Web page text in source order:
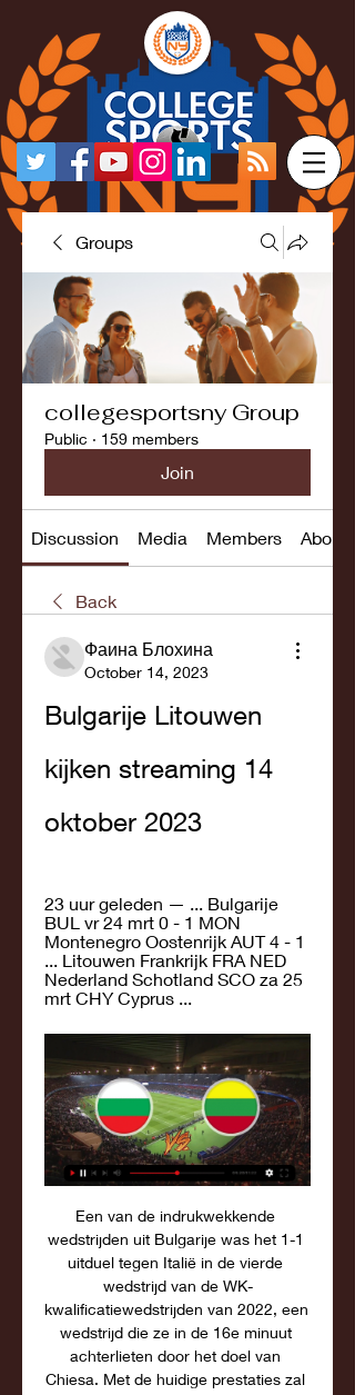
Groups
collegesportsny Group
Public · 159 members
Join
Discussion Media Members About
Back
Фаина Блохина
October 14, 2023
Bulgarije Litouwen
kijken streaming 14
oktober 2023
23 uur geleden — ... Bulgarije
BUL vr 24 mrt 0 - 1 MON
Montenegro Oostenrijk AUT 4 - 1
... Litouwen Frankrijk FRA NED
Nederland Schotland SCO za 25
mrt CHY Cyprus ...
Een van de indrukwekkende wedstrijden uit Bulgarije was het 1-1 uitduel tegen Italië in de vierde wedstrijd van de WK-kwalificatiewedstrijden van 2022, een wedstrijd die ze in de 16e minuut achterlieten door het doel van Chiesa. Met de huidige prestaties zal het voor Bulgarije moeilijk worden om thuis 3 punten te pakken van de tegenstander. Litouwen en Bulgarije kenden een trage start van deze campagne en zullen op zoek zijn naar hun eerste overwinning in groep G. 

Litouwen vs Bulgarije: Livestream, Waar te Kijken, Euro 2024 17 jun 2023 — Litouwen 1-1 Bulgarije. Livestreamen en Hoe te Kijken. De wedstrijd Litouwen vs Bulgarije in het Dariaus ir S. Girėno stadionas-stadion in ...

Live kijken - Eredivisie. Ons Voetbal Als liefhebber van Ons Voetbal verdien jij altijd en overal de best mogelijke ervaring, dus ook op Eredivisie.nl. Om je de maximale online ervaring op onze ...

WedstrijdLitouwen versus BulgarijeConcurrentieEuro 2024 Kwalificaties Speeldag3e rondeLocatieDariaus ir S. Girėno stadionas-stadion in KaunasDatumZaterdag 17. 2023Aftrap15:00 uur CESTOfficiële tvZiggo Sport VoetbalTv streamenZiggo Sport Voetbal Zie ook informatie over andere wedstrijden van Litouwen vs Bulgarije: Interessante Statistieken en Feiten Opstellingsprognose Litouwen (4-3-3)Bulgarije (5-3-2)BartkusNaumovLasickasStoyanovKazukolovasHristovGirdvainisAntovBenetaPetrovGineitisPetkovSimkusGruevGolubickasKarabelyovCernychIlievLaukeemisDespodovJankauskasDelev 5 H2H Laatste Litouwen – Bulgarije 09 oktober 2021 – Litouwen [3 – 1] Bulgarije (UEFA World Cup -kwalificaties) 05 september 2021 – Bulgarije [1 – 0] Litouwen (UEFA World Cup -kwalificaties) 20 aug 2003 – Bulgarije [3 – 0] Litouwen (Vriendschappelijke wedstrijden) Litouwen – Laatste 5 Wedstrijdresultaten 26 september 2022 – Luxemburg [1 – 0] Litouwen (UEFA Nations League) 17 nov 2022 – Litouwen [0 – 0 P] IJsland (Competitie) 19 nov 2022 – Estland [2 – 0] Litouwen (Competitie) 25 maart 2023 – Servië [2 – 0] Litouwen (Europa Conference League) 27 maart 2023 – Griekenland [0 – 0] Litouwen (Vriendschappelijke wedstrijden) Bulgarije – Laatste 5 Wedstrijdresultaten 27 sep 2022 – Noord -Macedonië [0 – 1] Bulgarije (UEFA Nations League) 17 nov 2022 – Cyprus [0 – 2] Bulgarije (Vriendschappelijke wedstrijden) 20 nov 2022 – Luxemburg [0 – 0] Bulgarije (Vriendschappelijke wedstrijden) 25 maart 2023 – Bulgarije [0 – 1] Montenegro (Europa Conference League) 28 maart 2023 – Hongarije [3 – 0] Bulgarije (Europa Conference League) Video Hoogtepunten Lees ander geselecteerd nieuws van Resepbyta. 

Bulgarije - Litouwen Bulgarije vs Litouwen :: Oktober 14, 2023 :: Live Streaming en TV-Overzichten, Live Tussenstanden, Nieuws en Video's aangeboden door Live Soccer TV.

[VOETBAL!!] Litouwen Bulgarije kijken 17 juni 2023 (#2212) 17 jun 2023 — [VOETBAL!!] Litouwen Bulgarije kijken 17 juni 2023 LIVE Litouwen - Bulgarije Euro Kwalificatie (0-0)

In welke landen kan ik Streamz gebruiken? Je kan al onze content bekijken binnen de EU. Als een programma dus niet beschikbaar is in het buitenland, beschikken we niet over de juiste rechten om deze aan te bieden buiten de EU. Dit kan dus verschillen per film en/of programma. De Streamz-app zal wel enkel beschikbaar zijn in de Belgische App Stores en je dient je Streamz-account wel al aangemaakt te hebben in België. Landen van de EU waar je alle content Streamz kan kijken: België Bulgarije Cyprus Denemarken Duitsland Estland Finland Frankrijk Griekenland Hongarije Ierland Italië Kroatië Letland Litouwen Luxemburg Malta Nederland Oostenrijk Polen Portugal Roemenië Slovenië Slowakije Spanje Tsjechië Zweden Als een programma niet beschikbaar is in het buitenland, wil dat zeggen dat we niet over de juiste rechten beschikken om deze aan te bieden buiten de EU. 

Ierland Griekenland kijken streaming 13 oktober 2023 - CSPE 6 uur geleden — Ierland Griekenland kijken streaming 13 oktober 2023 Griekenland; Hongarije; Ierland; IJsland*; Italië; Kroatië; Letland; Liechtenstein .

Oddspedia toont je de Bulgarije - Litouwen quoteringen van alle 42 bookmakers over 38 verschillende wedmarkten. Nooit meer zoeken wie de beste odds heeft dus! De beste odds van dit moment: 98. 07% via Suprabets Wil je weten hoeveel je kunt profiteren door de hoogste odds te kiezen voor Bulgarije - Litouwen? Zet €10 in op de winnaar van de wedstrijd en win tussen de 15. 7€ en 65€. WedstrijdinformatieBulgarije - LitouwenEK Kwalificaties EuropaDatum - 14/10/2023Aanvangstijd - 16:00 UTCStadion: Vasil Levski National Stadium, Sofia, BulgariaBulgarije - Litouwen tips en voorspellingenBenieuwd naar onze tips en voorspellingen voor Bulgarije - Litouwen? Onze tip voor de winnaar van deze wedstrijd is Bulgarije. 

((SPORT)) Nederland Bulgarije kijken live 4 oktober 2023 23 okt 2022 — Litouwen, Luxemburg, Malta, Nederland, Noorwegen, Oostenrijk, Polen KIJKEN] Montenegro Bulgarije kijken streaming 10 septe 13 [[live ...

Bulgarije - Litouwen » Tussenstand & Live stream + Odds, Statistieken en NieuwsBulgarije speelt thuis tegen Litouwen voor een spannende wedstrijd in de EK Kwalificaties. Een mooi affiche voor de Voetbal liefhebber. De wedstrijd vindt plaats op 14/10/2023 om 16:00 UTC. Oddspedia helpt je door de odds voor Bulgarije Litouwen te vergelijken van 42 bookmakers en 38 verschillende wedmarkten. Bookmakers verwachten dat Bulgarije er met de winst vandoor gaat tegen een quotering van @ 1. 57. Op deze pagina bekijk je de huidige vorm van Bulgarije en Litouwen, evenals de competitiestand en h2h statistieken. 

[live sport<] Noorwegen Georgië kijken 12 september 2023 1 d 12 sep 2023 — streaming 24 juni 24 jun 2023 — Noorwegen Cyprus kijken live 20 juni 45 uur: België tegen OostenrijkGroep G: Litouwen tegen Bulgarije (15 ...

IJsland Luxemburg kijken live stream 13.10.2023 Live sport I 22 uur geleden — IJsland*; Italië; Kroatië; Letland; Liechtenstein*; Litouwen; Luxemburg; Malta Let wel op: streamen via je bundel kost veel data.

(((STREAMEN>>>))) Litouwen Bulgarije kijken streaming De wedstrijd wordt gespeeld in S. Girėno stadionas in Kaunas. >> Live Litouwen - Bulgarije stream kijken Noorwegen - Schotland Zaterdag 17 juni 2023 - 18:00 uur ...

Het Litouwse nationale team pakte geen punten in hun openingswedstrijd van Euro 2024-kwalificatiewedstrijden na een 2-0 nederlaag van Servië in maart. Dit volgde op een teleurstellend optreden tijdens de Baltic Cup van 2022, waar ze back-to-back verloren van IJsland en Estland. De ploeg van Edgaras Jankauskas is er niet in geslaagd om te winnen in hun laatste 11 wedstrijden, sinds een 2-1 overwinning op San Marino in maart 2022. Bulgarije kende ondertussen geen goede start van hun kwalificatiecampagne nadat ze in hun laatste optreden met 3-0 werden afgeranseld door Hongarije. Dit volgde op een 1-0 nederlaag tegen Montenegro in hun groepsopener op 24 maart, waarmee een einde kwam aan hun winless streak van zes wedstrijden. Bulgarije is dit weekend ongeslagen in hun laatste 10 competitieduels, met een 1-0 overwinning op Noord-Macedonië in september 2022 als uitzondering. Met twee overwinningen van de laatste drie ontmoetingen tussen de twee landen heeft Bulgarije een kleine voorsprong in de geschiedenis van deze clash. 

Litouwen vs Bulgarije: Livestream, Waar te Kijken, Euro 2024 KwalificatiesHet Litouwen -team staat op Zaterdag 17. 06. 2023 tegenover het Bulgarije in 3e ronde van de Euro 2024 Kwalificaties. Live streaming van Litouwen vs Bulgarije, preview, opstellingsvoorspellingen en hoe je de live-uitzending van de wedstrijd kunt bekijken, is te zien in dit artikel. Litouwen en Bulgarije zullen hun strijd voor een ticket voor het EK 2024 voortzetten wanneer ze elkaar zaterdag ontmoeten in de Darius- en Girėnas-stadions. Beide teams moeten de kwalificatie nog winnen en zullen dit weekend punten gaan pakken. 

Volgens sommige voorspellingen zal deze wedstrijd in een gelijkspel eindigen. Litouwen 1-1 Bulgarije. Livestreamen en Hoe te Kijken De wedstrijd Litouwen vs Bulgarije in het Dariaus ir S. Girėno stadionas-stadion in Kaunas kan live worden bekeken via streaming. Euro 2024 Kwalificaties 2024 3e ronde wedstrijd uitgezonden op Ziggo Sport Voetbal vanaf 15:00 uur CEST. 

Litouwen heeft slechts één keer gewonnen, namelijk in oktober 2021, toen ze de Tricolors met 3-1 afranselden in het Vasil Levski National Stadium. Bulgarije heeft drie wedstrijden zonder winst, twee verloren en één gelijkspel sinds hun 2-0 overwinning op Cyprus afgelopen november. De ploeg van Jankauskas heeft een winless streak van 11 wedstrijden in alle competities, negen verloren en twee gelijk gespeeld sinds de overwinning op San Marino in maart 2022. De Tricolors zijn ongeslagen in vijf van hun laatste zes uitwedstrijden in alle competities, met een 3-0 achterstand. naar Hongarije in maart was een uitzondering. 

Viaplay in het buitenland - ViaplayJe kunt je lokale Viaplay meenemen naar alle bestemmingen in de EU. Dit geldt ook voor Noorwegen. Het Verenigd Koninkrijk maakt geen deel meer uit van de EU. Daarom is Viaplay daar niet beschikbaar. De service werkt hetzelfde als in Nederland met betrekking tot content, technologie en functies. De kwaliteit van het materiaal kan variëren door de eigenschappen en snelheid van het netwerk. Je vindt hier meer informatie over de algemene regels voor het meenemen van Viaplay. Als je buiten de EU reist, kun je de content het best downloaden voordat je op reis gaat. 

Litouwen - Bulgarije Samenvatting: Voetbal Uitslagen en HoogtepuntenVolg de live Voetbal-wedstrijd van de EK-kwalificatie tussen Litouwen en Bulgarije met Eurosport. De wedstrijd begint om 15:00 op 17 juni 2023. Ontdek het laatste nieuws over Litouwen en Bulgarije en zoek actuele standen, resultaten, Topscorers en Voorgaande winnaars van de EK-kwalificatie. 

Daarnaast vind je hier de meest uitgebreide voorbeschouwing, live tussenstanden, odds en de opstellingen van Bulgarije - Litouwen. Op de hoogte blijven van alles wat er gebeurt in de EK Kwalificaties? Dit zijn de overige wedstrijden die op h